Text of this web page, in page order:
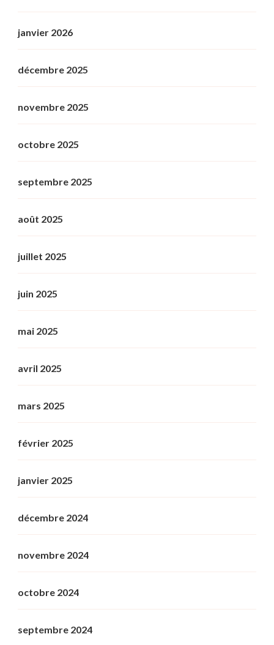
janvier 2026
décembre 2025
novembre 2025
octobre 2025
septembre 2025
août 2025
juillet 2025
juin 2025
mai 2025
avril 2025
mars 2025
février 2025
janvier 2025
décembre 2024
novembre 2024
octobre 2024
septembre 2024